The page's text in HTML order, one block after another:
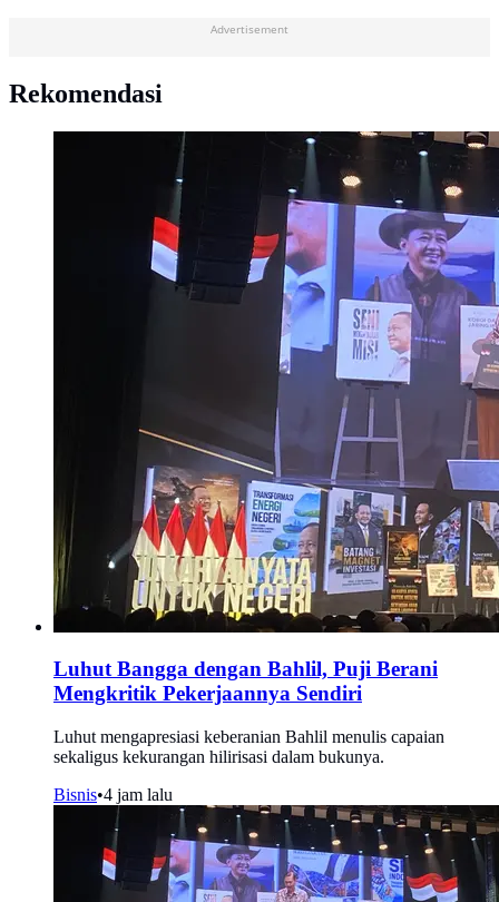
Advertisement
Rekomendasi
Luhut Bangga dengan Bahlil, Puji Berani
Mengkritik Pekerjaannya Sendiri
Luhut mengapresiasi keberanian Bahlil menulis capaian
sekaligus kekurangan hilirisasi dalam bukunya.
Bisnis•4 jam lalu